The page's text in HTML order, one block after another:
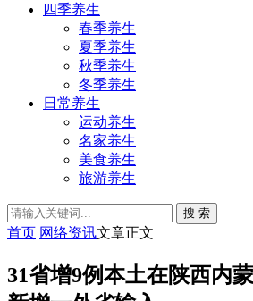
四季养生
春季养生
夏季养生
秋季养生
冬季养生
日常养生
运动养生
名家养生
美食养生
旅游养生
搜 索
首页 网络资讯文章正文
31省增9例本土在陕西内